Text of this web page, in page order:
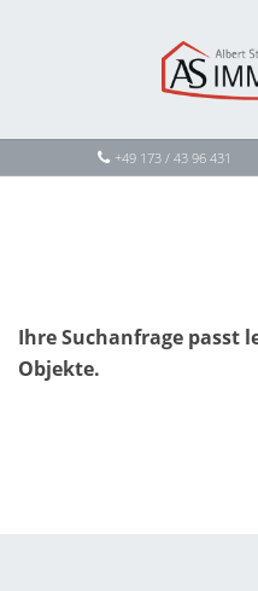
+49 173 / 43 96 431
Ihre Suchanfrage passt
Objekte.